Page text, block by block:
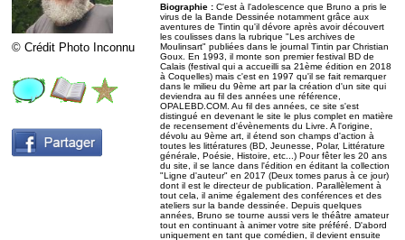
© Crédit Photo Inconnu
Biographie : C'est à l'adolescence que Bruno a pris le
virus de la Bande Dessinée notamment grâce aux
aventures de Tintin qu'il dévore après avoir découvert
les coulisses dans la rubrique "Les archives de
Moulinsart" publiées dans le journal Tintin par Christian
Goux. En 1993, il monte son premier festival BD de
Calais (festival qui a accueilli sa 21ème édition en 2018
à Coquelles) mais c'est en 1997 qu'il se fait remarquer
dans le milieu du 9ème art par la création d'un site qui
deviendra au fil des années une référence,
OPALEBD.COM. Au fil des années, ce site s'est
distingué en devenant le site le plus complet en matière
de recensement d'évènements du Livre. A l'origine,
dévolu au 9ème art, il étend son champs d'action à
toutes les littératures (BD, Jeunesse, Polar, Littérature
générale, Poésie, Histoire, etc...) Pour fêter les 20 ans
du site, il se lance dans l'édition en éditant la collection
"Ligne d'auteur" en 2017 (Deux tomes parus à ce jour)
dont il est le directeur de publication. Parallèlement à
tout cela, il anime également des conférences et des
ateliers sur la bande dessinée. Depuis quelques
années, Bruno se tourne aussi vers le théâtre amateur
tout en continuant à animer votre site préféré. D'abord
uniquement en tant que comédien, il devient ensuite